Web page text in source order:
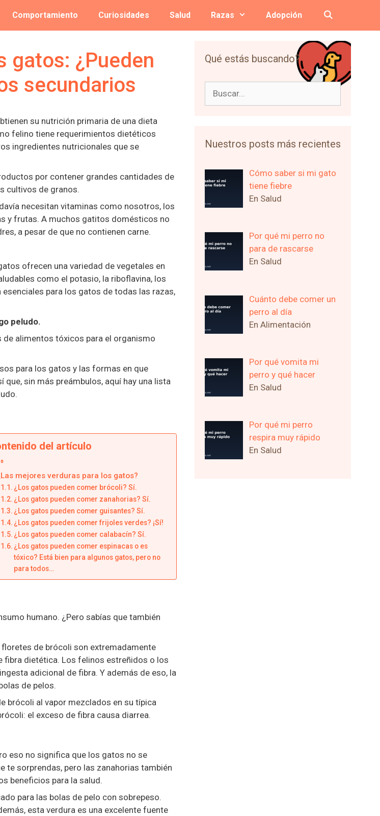
Comportamiento Curiosidades Salud Razas Adopción
gatos: ¿Pueden
secundarios
su nutrición primaria de una dieta
felino tiene requerimientos dietéticos
ingredientes nutricionales que se
por contener grandes cantidades de
cultivos de granos.
necesitan vitaminas como nosotros, los
y frutas. A muchos gatitos domésticos no
a pesar de que no contienen carne.
ofrecen una variedad de vegetales en
como el potasio, la riboflavina, los
para los gatos de todas las razas,
peludo.
alimentos tóxicos para el organismo
para los gatos y las formas en que
que, sin más preámbulos, aquí hay una lista
del artículo
mejores verduras para los gatos?
¿Los gatos pueden comer brócoli? Sí.
¿Los gatos pueden comer zanahorias? Sí.
¿Los gatos pueden comer guisantes? Sí.
¿Los gatos pueden comer frijoles verdes? ¡Sí!
¿Los gatos pueden comer calabacín? Sí.
¿Los gatos pueden comer espinacas o es
tóxico? Está bien para algunos gatos, pero no
para todos…
humano. ¿Pero sabías que también
de brócoli son extremadamente
fibra dietética. Los felinos estreñidos o los
adicional de fibra. Y además de eso, la
de pelos.
brócoli al vapor mezclados en su típica
el exceso de fibra causa diarrea.
eso no significa que los gatos no se
te sorprendas, pero las zanahorias también
beneficios para la salud.
para las bolas de pelo con sobrepeso.
esta verdura es una excelente fuente
Qué estás buscando?
Nuestros posts más recientes
Cómo saber si mi gato
tiene fiebre
En Salud
Por qué mi perro no
para de rascarse
En Salud
Cuánto debe comer un
perro al día
En Alimentación
Por qué vomita mi
perro y qué hacer
En Salud
Por qué mi perro
respira muy rápido
En Salud